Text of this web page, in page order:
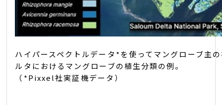
ハイパースペクトルデータ *を使ってマングローブ主
ルタにおけるマングローブの植生分類の例。
（*Pixxel社実証機データ）